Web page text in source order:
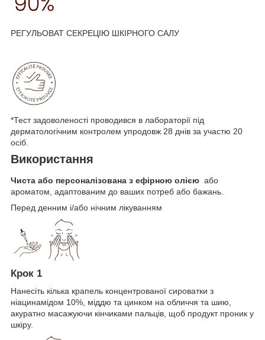
РЕГУЛЬОВАТ СЕКРЕЦІЮ ШКІРНОГО САЛУ
*Тест задоволеності проводився в лабораторії під
дерматологічним контролем упродовж 28 днів за участю 20
осіб.
Використання
Чиста або персоналізована з ефірною олією або
ароматом, адаптованим до ваших потреб або бажань.
Перед денним і/або нічним лікуванням
Крок 1
Нанесіть кілька крапель концентрованої сироватки з
ніацинамідом 10%, міддю та цинком на обличчя та шию,
акуратно масажуючи кінчиками пальців, щоб продукт проник у
шкіру.